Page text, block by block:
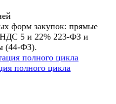
форм закупок: прямые
НДС 5 и 22% 223-ФЗ и
(44-ФЗ).
полного цикла